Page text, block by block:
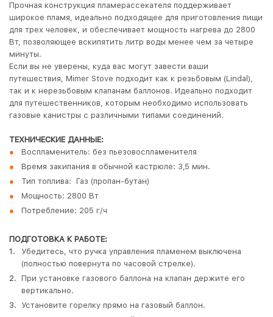
Прочная конструкция пламерассекателя поддерживает
широкое пламя, идеально подходящее для приготовления пищи
для трех человек, и обеспечивает мощность нагрева до 2800
Вт, позволяющее вскипятить литр воды менее чем за четыре
минуты.
Если вы не уверены, куда вас могут завести ваши
путешествия, Mimer Stove подходит как к резьбовым (Lindal),
так и к нерезьбовым клапанам баллонов. Идеально подходит
для путешественников, которым необходимо использовать
газовые канистры с различными типами соединений.
ТЕХНИЧЕСКИЕ ДАННЫЕ:
Воспламенитель: без пьезовоспламенителя
Время закипания в обычной кастрюле: 3,5 мин.
Тип топлива: Газ (пропан-бутан)
Мощность: 2800 Вт
Потребление: 205 г/ч
ПОДГОТОВКА К РАБОТЕ:
Убедитесь, что ручка управления пламенем выключена
(полностью повернута по часовой стрелке).
При установке газового баллона на клапан держите его
вертикально.
Установите горелку прямо на газовый баллон.